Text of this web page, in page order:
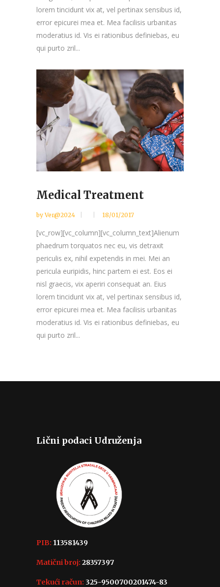
lorem tincidunt vix at, vel pertinax sensibus id,
error epicurei mea et. Mea facilisis urbanitas
moderatius id. Vis ei rationibus definiebas, eu
qui purto zril...
Medical Treatment
byVer@2024 18/01/2017
[vc_row][vc_column][vc_column_text]Alienum
phaedrum torquatos nec eu, vis detraxit
periculis ex, nihil expetendis in mei. Mei an
pericula euripidis, hinc partem ei est. Eos ei
nisl graecis, vix aperiri consequat an. Eius
lorem tincidunt vix at, vel pertinax sensibus id,
error epicurei mea et. Mea facilisis urbanitas
moderatius id. Vis ei rationibus definiebas, eu
qui purto zril...
Lični podaci Udruženja
PIB: 113581439
Matični broj: 28357397
Tekući račun: 325-9500700201474-83